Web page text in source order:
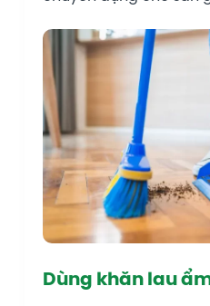
Dùng khăn lau